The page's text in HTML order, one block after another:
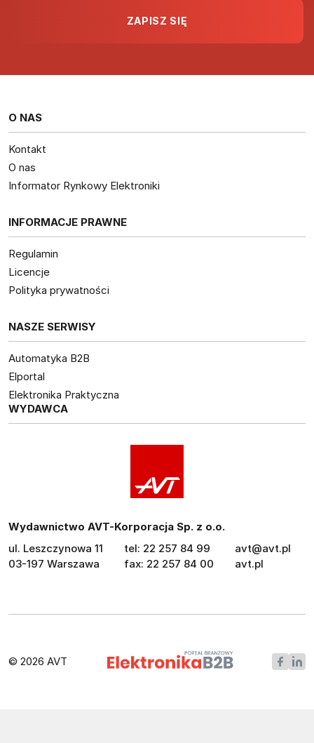
O NAS
Kontakt
O nas
Informator Rynkowy Elektroniki
INFORMACJE PRAWNE
Regulamin
Licencje
Polityka prywatności
NASZE SERWISY
Automatyka B2B
Elportal
Elektronika Praktyczna
WYDAWCA
Wydawnictwo AVT-Korporacja Sp. z o.o.
ul. Leszczynowa 11
03-197 Warszawa
tel: 22 257 84 99
fax: 22 257 84 00
avt@avt.pl
avt.pl
© 2026 AVT